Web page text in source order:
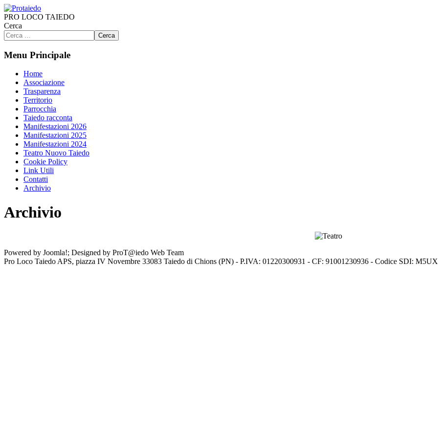
PRO LOCO TAIEDO
Cerca
Cerca
Menu Principale
Home
Associazione
Trasparenza
Territorio
Parrocchia
Taiedo racconta
Manifestazioni 2026
Manifestazioni 2025
Manifestazioni 2024
Teatro Nuovo Taiedo
Cookie Policy
Link Utili
Contatti
Archivio
Archivio
Powered by Joomla!; Designed by ProT@iedo Web Team
Pro Loco Taiedo APS, piazza IV Novembre 33083 Taiedo di Chions (PN) - P.IVA: 01220300931 - CF: 91001230936 - Codice SDI: